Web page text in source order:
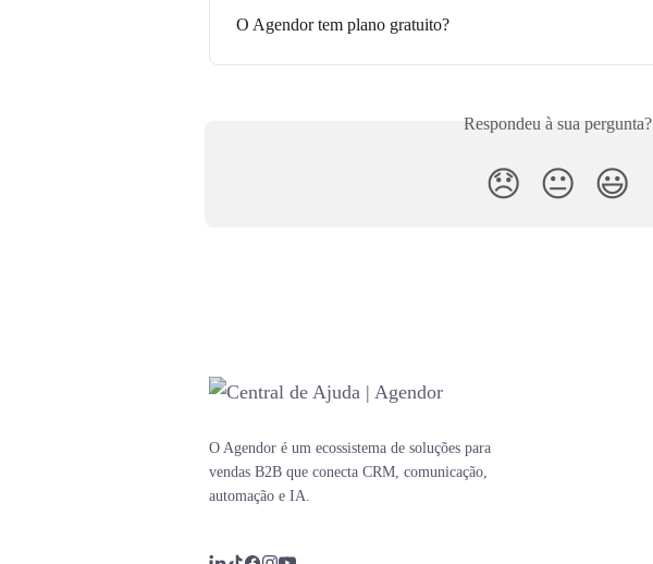
O Agendor tem plano gratuito?
Respondeu à sua pergunta?
😞 😐 😃
O Agendor é um ecossistema de soluções para
vendas B2B que conecta CRM, comunicação,
automação e IA.